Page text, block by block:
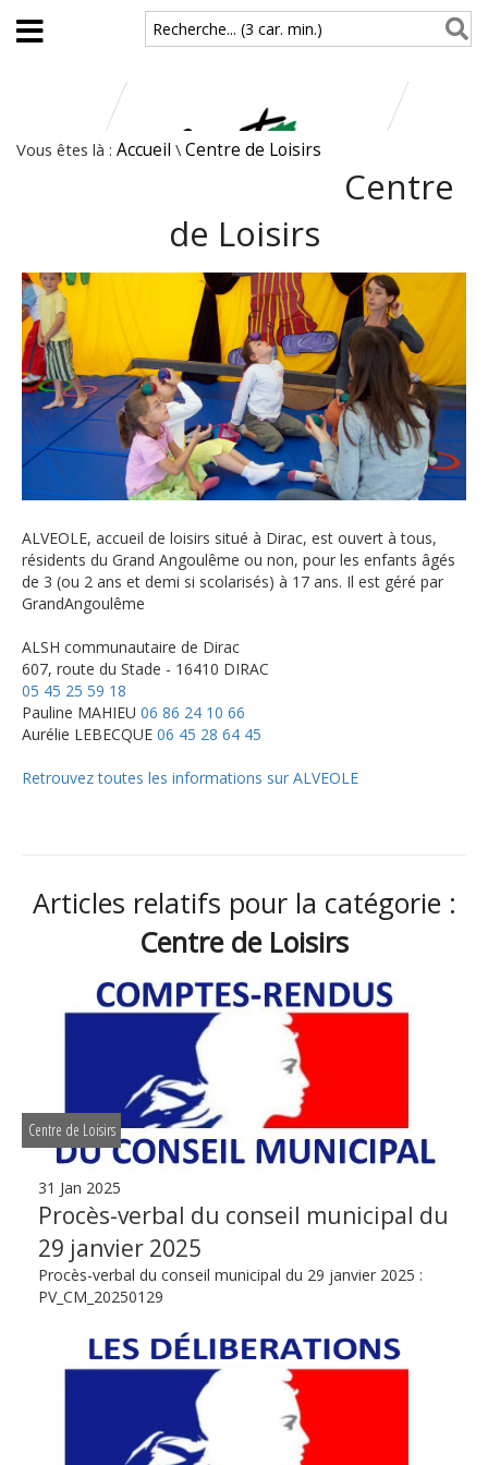
Aller au contenu principal
Recherche... (3 car. min.)
Vous êtes là : Accueil \ Centre de Loisirs
Centre
de Loisirs
ALVEOLE, accueil de loisirs situé à Dirac, est ouvert à tous,
résidents du Grand Angoulême ou non, pour les enfants âgés
de 3 (ou 2 ans et demi si scolarisés) à 17 ans. Il est géré par
GrandAngoulême
ALSH communautaire de Dirac
607, route du Stade - 16410 DIRAC
05 45 25 59 18
Pauline MAHIEU 06 86 24 10 66
Aurélie LEBECQUE 06 45 28 64 45
Retrouvez toutes les informations sur ALVEOLE
Articles relatifs pour la catégorie :
Centre de Loisirs
Centre de Loisirs
31 Jan 2025
Procès-verbal du conseil municipal du
29 janvier 2025
Procès-verbal du conseil municipal du 29 janvier 2025 :
PV_CM_20250129